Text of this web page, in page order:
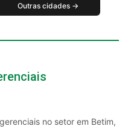
Outras cidades →
no setor em Betim,